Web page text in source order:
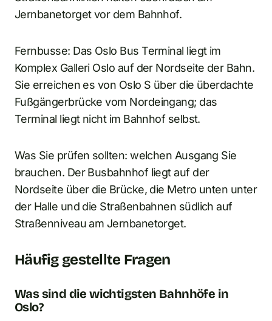
Jernbanetorget vor dem Bahnhof.
Fernbusse: Das Oslo Bus Terminal liegt im
Komplex Galleri Oslo auf der Nordseite der Bahn.
Sie erreichen es von Oslo S über die überdachte
Fußgängerbrücke vom Nordeingang; das
Terminal liegt nicht im Bahnhof selbst.
Was Sie prüfen sollten: welchen Ausgang Sie
brauchen. Der Busbahnhof liegt auf der
Nordseite über die Brücke, die Metro unten unter
der Halle und die Straßenbahnen südlich auf
Straßenniveau am Jernbanetorget.
Häufig gestellte Fragen
Was sind die wichtigsten Bahnhöfe in
Oslo?